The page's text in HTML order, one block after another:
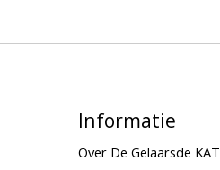
Informatie
Over De Gelaarsde KAT